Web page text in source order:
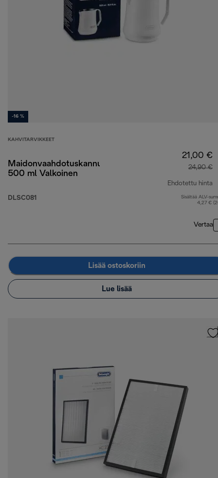
-16 %
KAHVITARVIKKEET
Maidonvaahdotuskannu
500 ml Valkoinen
DLSC081
21,00 €
24,90 €
Ehdotettu hinta
Sisältää ALV-
4,27 €
Vertaa
Lisää ostoskoriin
Lue lisää